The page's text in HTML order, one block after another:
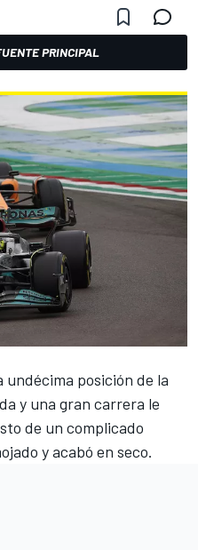
PRINCIPAL
undécima posición de la
y una gran carrera le
de un complicado
y acabó en seco.